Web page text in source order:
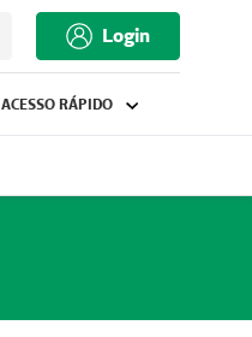
Login
ACESSO RÁPIDO